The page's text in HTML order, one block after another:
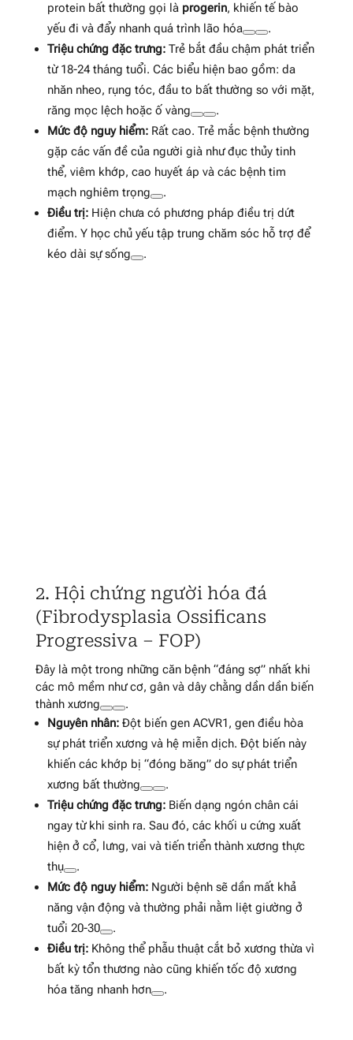
protein bất thường gọi là progerin, khiến tế bào
yếu đi và đẩy nhanh quá trình lão hóa
.
Triệu chứng đặc trưng:Trẻ bắt đầu chậm phát triển
từ 18-24 tháng tuổi. Các biểu hiện bao gồm: da
nhăn nheo, rụng tóc, đầu to bất thường so với mặt,
răng mọc lệch hoặc ố vàng
.
Mức độ nguy hiểm:Rất cao. Trẻ mắc bệnh thường
gặp các vấn đề của người già như đục thủy tinh
thể, viêm khớp, cao huyết áp và các bệnh tim
mạch nghiêm trọng
.
Điều trị:Hiện chưa có phương pháp điều trị dứt
điểm. Y học chủ yếu tập trung chăm sóc hỗ trợ để
kéo dài sự sống
.
2. Hội chứng người hóa đá
(Fibrodysplasia Ossificans
Progressiva – FOP)
Đây là một trong những căn bệnh “đáng sợ” nhất khi
các mô mềm như cơ, gân và dây chằng dần dần biến
thành xương
.
Nguyên nhân:Đột biến gen ACVR1, gen điều hòa
sự phát triển xương và hệ miễn dịch. Đột biến này
khiến các khớp bị “đóng băng” do sự phát triển
xương bất thường
.
Triệu chứng đặc trưng:Biến dạng ngón chân cái
ngay từ khi sinh ra. Sau đó, các khối u cứng xuất
hiện ở cổ, lưng, vai và tiến triển thành xương thực
thụ
.
Mức độ nguy hiểm:Người bệnh sẽ dần mất khả
năng vận động và thường phải nằm liệt giường ở
tuổi 20-30
.
Điều trị:Không thể phẫu thuật cắt bỏ xương thừa vì
bất kỳ tổn thương nào cũng khiến tốc độ xương
hóa tăng nhanh hơn
.